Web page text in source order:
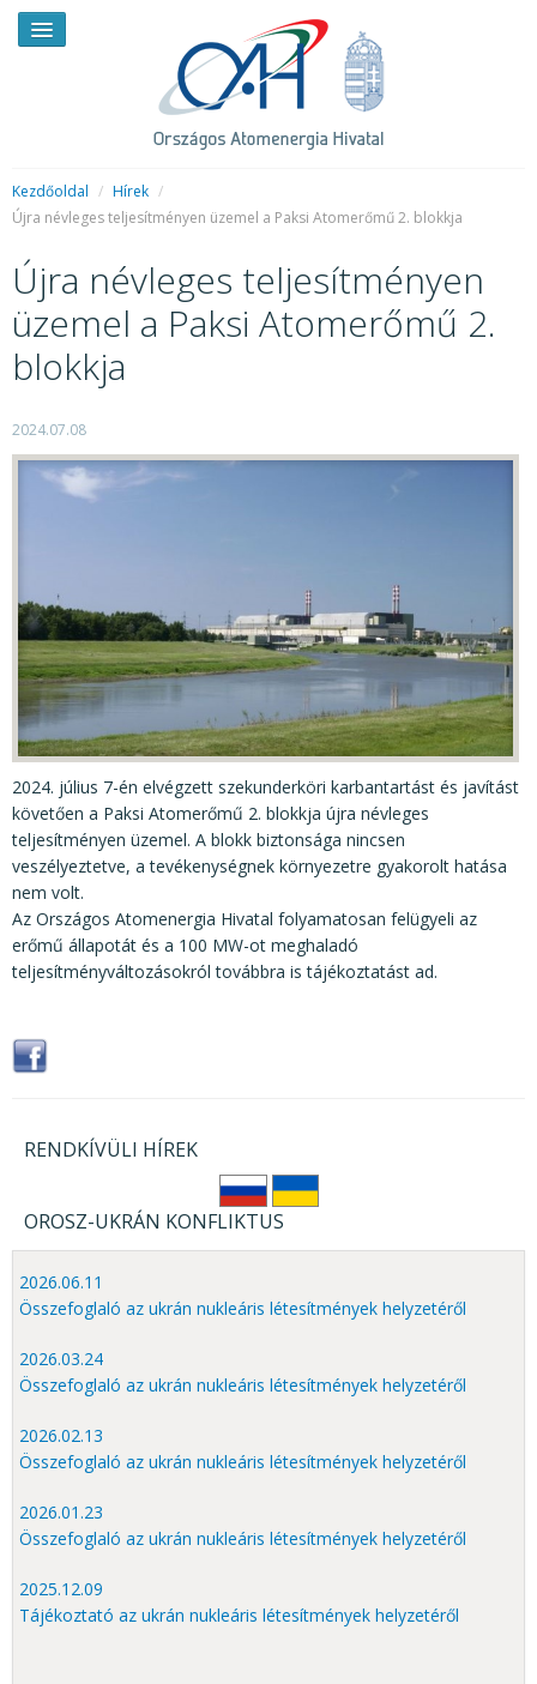
RENDKÍVÜLI HÍREK
HIRDETMÉNYEK
BEMUTATKOZÁS
FELADATOK
JOGI SZABÁLYOZÁS, ÚTMUTATÓK
KIADVÁNYOK, JELENTÉSEK
NYOMTATVÁNYOK, SZOFTVEREK
E-ÜGYINTÉZÉS
Kezdőoldal / Hírek /
Újra névleges teljesítményen üzemel a Paksi Atomerőmű 2. blokkja
Újra névleges teljesítményen
üzemel a Paksi Atomerőmű 2.
blokkja
2024.07.08
2024. július 7-én elvégzett szekunderköri karbantartást és javítást
követően a Paksi Atomerőmű 2. blokkja újra névleges
teljesítményen üzemel. A blokk biztonsága nincsen
veszélyeztetve, a tevékenységnek környezetre gyakorolt hatása
nem volt.
Az Országos Atomenergia Hivatal folyamatosan felügyeli az
erőmű állapotát és a 100 MW-ot meghaladó
teljesítményváltozásokról továbbra is tájékoztatást ad.
RENDKÍVÜLI HÍREK
OROSZ-UKRÁN KONFLIKTUS
2026.06.11
Összefoglaló az ukrán nukleáris létesítmények helyzetéről
2026.03.24
Összefoglaló az ukrán nukleáris létesítmények helyzetéről
2026.02.13
Összefoglaló az ukrán nukleáris létesítmények helyzetéről
2026.01.23
Összefoglaló az ukrán nukleáris létesítmények helyzetéről
2025.12.09
Tájékoztató az ukrán nukleáris létesítmények helyzetéről